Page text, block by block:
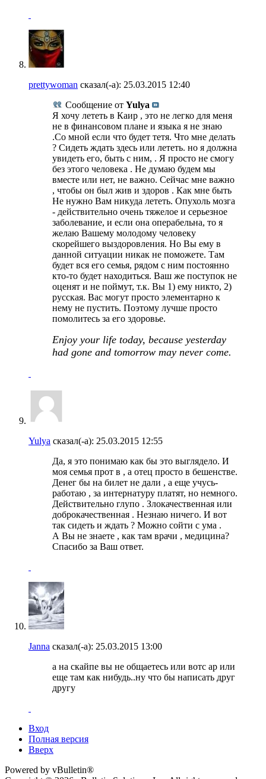
prettywoman сказал(-а): 25.03.2015 12:40
Сообщение от Yulya
Я хочу лететь в Каир , это не легко для меня
не в финансовом плане и языка я не знаю
.Со мной если что будет тетя. Что мне делать
? Сидеть ждать здесь или лететь. но я должна
увидеть его, быть с ним, . Я просто не смогу
без этого человека . Не думаю будем мы
вместе или нет, не важно. Сейчас мне важно
, чтобы он был жив и здоров . Как мне быть
Не нужно Вам никуда лететь. Опухоль мозга
- действительно очень тяжелое и серьезное
заболевание, и если она операбельна, то я
желаю Вашему молодому человеку
скорейшего выздоровления. Но Вы ему в
данной ситуации никак не поможете. Там
будет вся его семья, рядом с ним постоянно
кто-то будет находиться. Ваш же поступок не
оценят и не поймут, т.к. Вы 1) ему никто, 2)
русская. Вас могут просто элементарно к
нему не пустить. Поэтому лучше просто
помолитесь за его здоровье.
Enjoy your life today, because yesterday
had gone and tomorrow may never come.
Yulya сказал(-а): 25.03.2015 12:55
Да, я это понимаю как бы это выглядело. И
моя семья прот в , а отец просто в бешенстве.
Денег бы на билет не дали , а еще учусь-
работаю , за интернатуру платят, но немного.
Действительно глупо . Злокачественная или
доброкачественная . Незнаю ничего. И вот
так сидеть и ждать ? Можно сойти с ума .
А Вы не знаете , как там врачи , медицина?
Спасибо за Ваш ответ.
Janna сказал(-а): 25.03.2015 13:00
а на скайпе вы не общаетесь или вотс ар или
еще там как нибудь..ну что бы написать друг
другу
Вход
Полная версия
Вверх
Powered by vBulletin®